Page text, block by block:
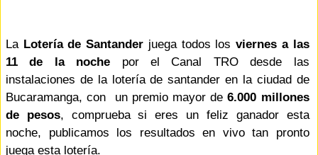
La Lotería de Santander juega todos losviernes a las
11 de la noche por el Canal TRO desde las
instalaciones de la lotería de santander en la ciudad de
Bucaramanga, con un premio mayor de6.000 millones
de pesos, comprueba si eres un feliz ganador esta
noche, publicamos los resultados en vivo tan pronto
juega esta lotería.